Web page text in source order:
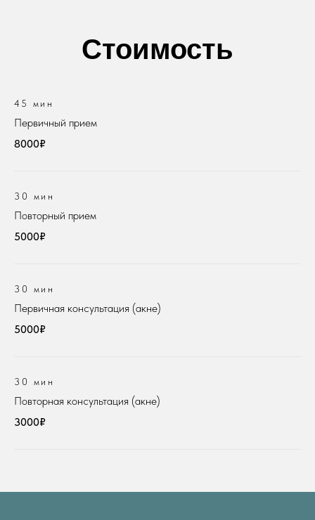
Стоимость
45 мин
Первичный прием
8000₽
30 мин
Повторный прием
5000₽
30 мин
Первичная консультация (акне)
5000₽
30 мин
Повторная консультация (акне)
3000₽